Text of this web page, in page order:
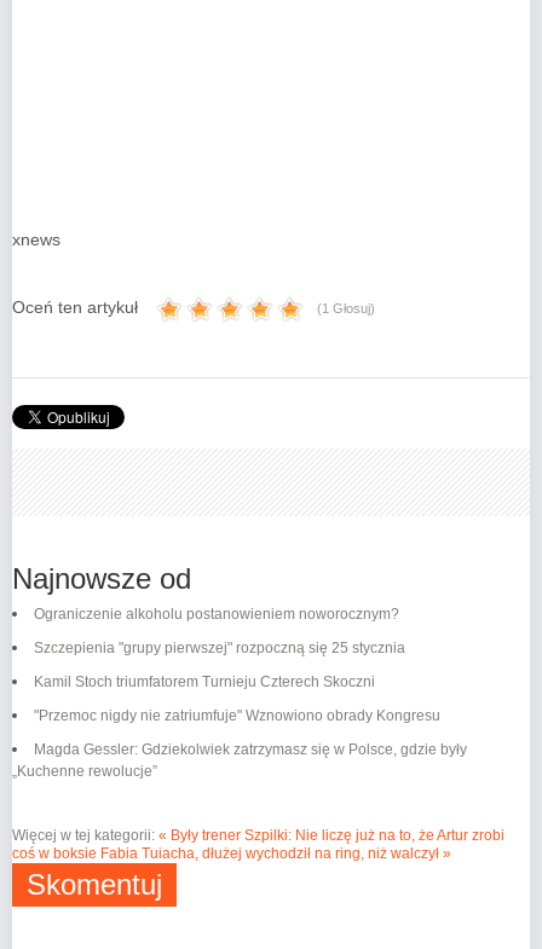
xnews
Oceń ten artykuł (1 Głosuj)
Najnowsze od
Ograniczenie alkoholu postanowieniem noworocznym?
Szczepienia "grupy pierwszej" rozpoczną się 25 stycznia
Kamil Stoch triumfatorem Turnieju Czterech Skoczni
"Przemoc nigdy nie zatriumfuje" Wznowiono obrady Kongresu
Magda Gessler: Gdziekolwiek zatrzymasz się w Polsce, gdzie były
„Kuchenne rewolucje”
Więcej w tej kategorii: « Były trener Szpilki: Nie liczę już na to, że Artur zrobi
coś w boksie Fabia Tuiacha, dłużej wychodził na ring, niż walczył »
Skomentuj